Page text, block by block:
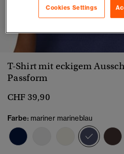
T-Shirt mit eckigem
Passform
CHF 39,90
Farbe: mariner marineblau
Cookies Settings